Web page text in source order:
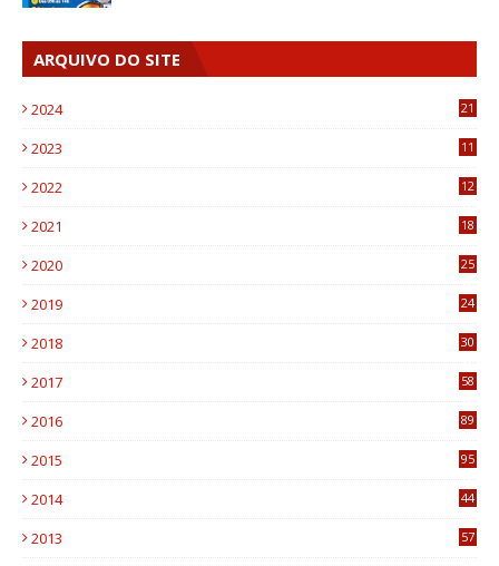
ARQUIVO DO SITE
2024 21
2023
11
2022
12
2021
18
2020
25
2019
24
2018
30
2017
58
2016
89
2015
95
2014
44
2013
57